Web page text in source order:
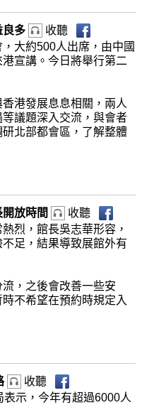
多
收聽
大約500人出席，由中國
宣講。今日將舉行第二
港發展息息相關，兩人
議題深入交流，與會者
北部都會區，了解整體
放時間
收聽
烈，館長吳志華形容，
足，結果導致展館外有
，之後會改善一些安
不希望在預約時規定入
收聽
示，今年有超過6000人